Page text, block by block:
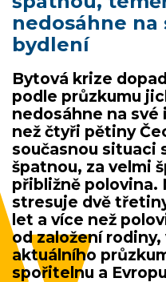
nedosáhne na
bydlení
Bytová krize
podle průzkumu
nedosáhne na své
než čtyři pětiny
současnou situaci
špatnou, za velmi
přibližně polovina.
stresuje dvě
let a více než
od založení rodiny,
aktuálního
spořitelnu a